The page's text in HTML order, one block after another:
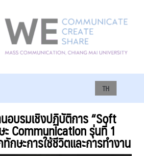
TH
อบรมเชิงปฏิบัติการ “Soft
Communication รุ่นที่ 1
ษะการใช้ชีวิตและการทำงาน